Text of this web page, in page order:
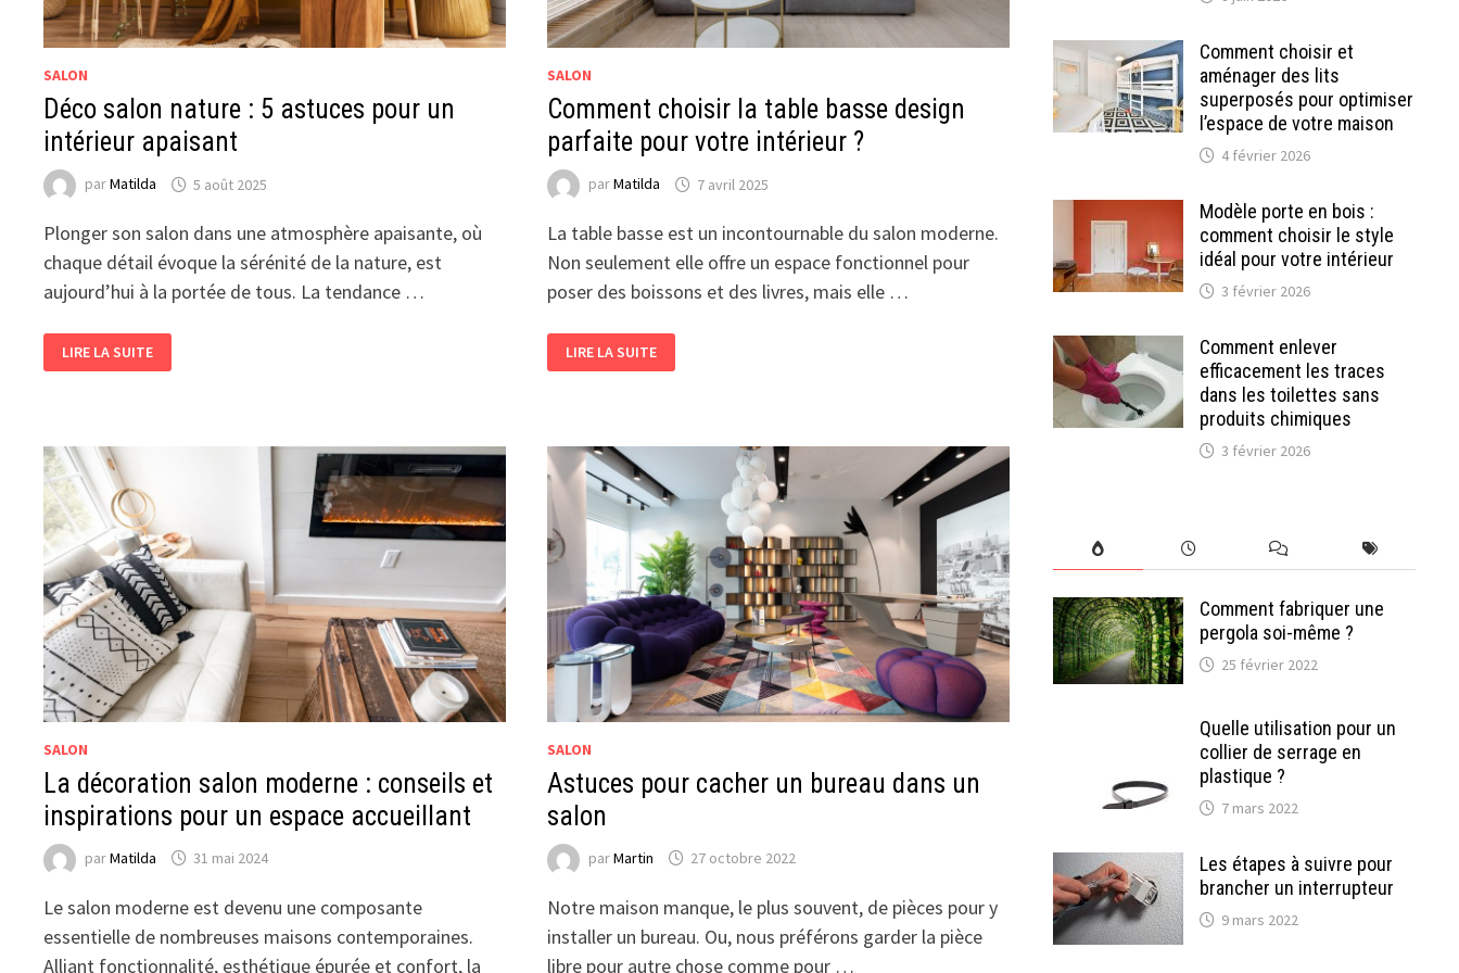
SALON
Déco salon nature : 5 astuces pour un
intérieur apaisant
parMatilda 5 août 2025
Plonger son salon dans une atmosphère apaisante, où
chaque détail évoque la sérénité de la nature, est
aujourd’hui à la portée de tous. La tendance …
SALON
NATURE
UN
INTÉRIEUR
APAISANT
LIRE LA SUITE
SALON
Comment choisir la table basse design
parfaite pour votre intérieur ?
parMatilda 7 avril 2025
La table basse est un incontournable du salon moderne.
Non seulement elle offre un espace fonctionnel pour
poser des boissons et des livres, mais elle …
CHOISIR
LA
POUR
VOTRE
INTÉRIEUR
LIRE LA SUITE
SALON
La décoration salon moderne : conseils et
inspirations pour un espace accueillant
parMatilda 31 mai 2024
Le salon moderne est devenu une composante
essentielle de nombreuses maisons contemporaines.
Alliant fonctionnalité, esthétique épurée et confort, la
SALON
Astuces pour cacher un bureau dans un
salon
parMartin 27 octobre 2022
Notre maison manque, le plus souvent, de pièces pour y
installer un bureau. Ou, nous préférons garder la pièce
libre pour autre chose comme pour …
Comment choisir et
aménager des lits
superposés pour optimiser
l’espace de votre maison
4 février 2026
Modèle porte en bois :
comment choisir le style
idéal pour votre intérieur
3 février 2026
Comment enlever
efficacement les traces
dans les toilettes sans
produits chimiques
3 février 2026
Comment fabriquer une
pergola soi-même ?
25 février 2022
Quelle utilisation pour un
collier de serrage en
plastique ?
7 mars 2022
Les étapes à suivre pour
brancher un interrupteur
9 mars 2022